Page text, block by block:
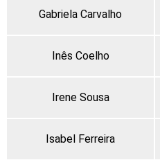
Gabriela Carvalho
Inês Coelho
Irene Sousa
Isabel Ferreira